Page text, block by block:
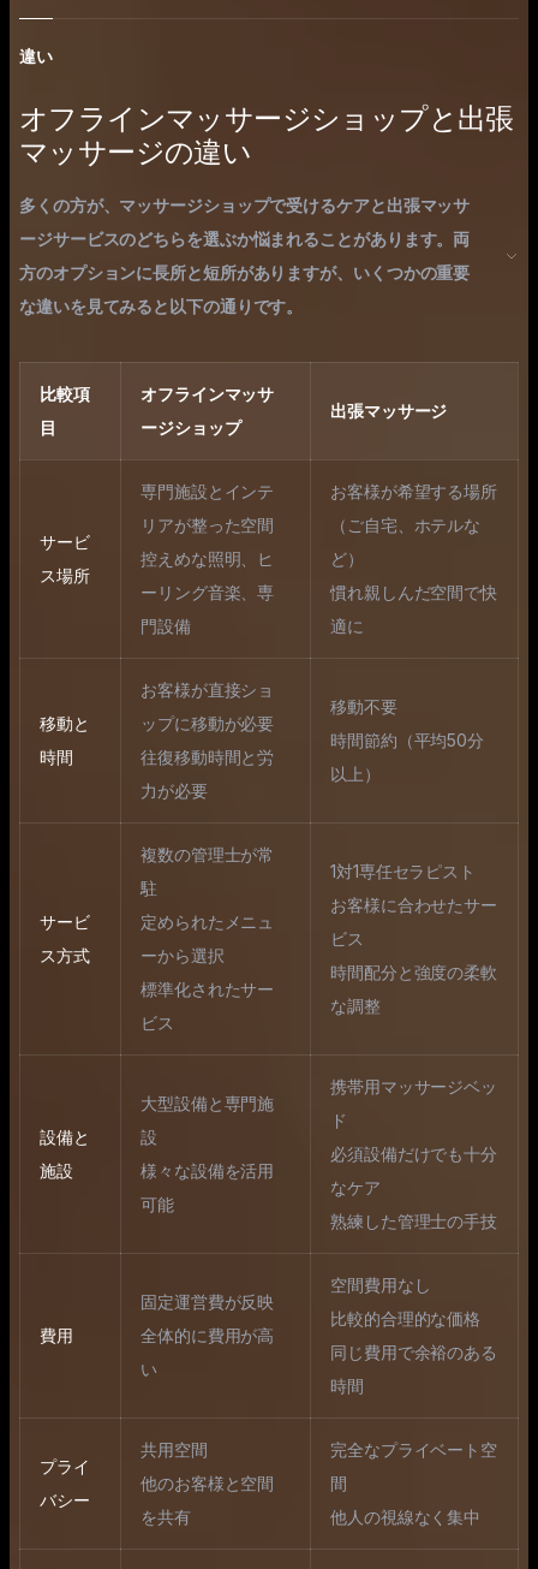
違い
オフラインマッサージショップと出張
マッサージの違い
多くの方が、マッサージショップで受けるケアと出張マッサ
ージサービスのどちらを選ぶか悩まれることがあります。両
方のオプションに長所と短所がありますが、いくつかの重要
な違いを見てみると以下の通りです。
比較項
目
オフラインマッサ
ージショップ
出張マッサージ
サービ
ス場所
専門施設とインテ
リアが整った空間
控えめな照明、ヒ
ーリング音楽、専
門設備
お客様が希望する場所
（ご自宅、ホテルな
ど）
慣れ親しんだ空間で快
適に
移動と
時間
お客様が直接ショ
ップに移動が必要
往復移動時間と労
力が必要
移動不要
時間節約（平均50分
以上）
サービ
ス方式
複数の管理士が常
駐
定められたメニュ
ーから選択
標準化されたサー
ビス
1対1専任セラピスト
お客様に合わせたサー
ビス
時間配分と強度の柔軟
な調整
設備と
施設
大型設備と専門施
設
様々な設備を活用
可能
携帯用マッサージベッ
ド
必須設備だけでも十分
なケア
熟練した管理士の手技
費用
固定運営費が反映
全体的に費用が高
い
空間費用なし
比較的合理的な価格
同じ費用で余裕のある
時間
プライ
バシー
共用空間
他のお客様と空間
を共有
完全なプライベート空
間
他人の視線なく集中